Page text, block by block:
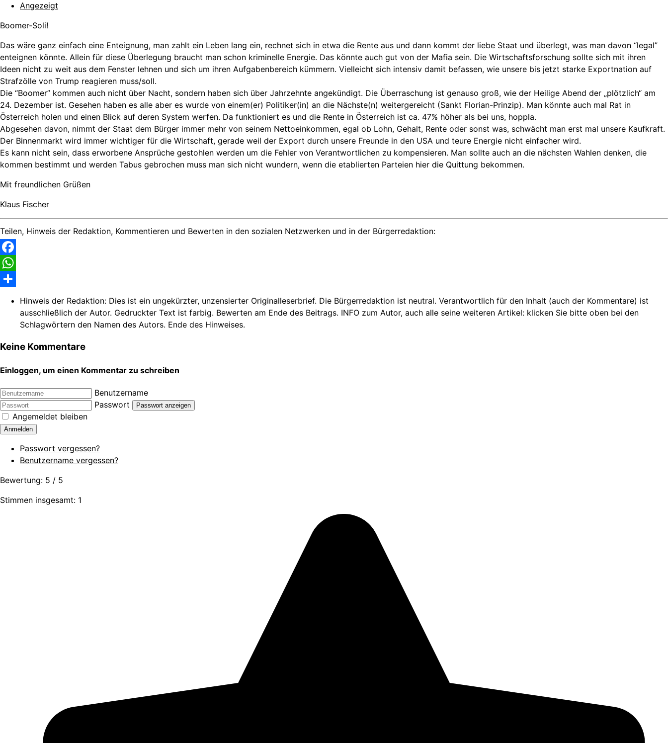
Angezeigt
Boomer-Soli!
Das wäre ganz einfach eine Enteignung, man zahlt ein Leben lang ein, rechnet sich in etwa die Rente aus und dann kommt der liebe Staat und überlegt, was man davon “legal”
enteignen könnte. Allein für diese Überlegung braucht man schon kriminelle Energie. Das könnte auch gut von der Mafia sein. Die Wirtschaftsforschung sollte sich mit ihren
Ideen nicht zu weit aus dem Fenster lehnen und sich um ihren Aufgabenbereich kümmern. Vielleicht sich intensiv damit befassen, wie unsere bis jetzt starke Exportnation auf
Strafzölle von Trump reagieren muss/soll.
Die “Boomer” kommen auch nicht über Nacht, sondern haben sich über Jahrzehnte angekündigt. Die Überraschung ist genauso groß, wie der Heilige Abend der „plötzlich“ am
24. Dezember ist. Gesehen haben es alle aber es wurde von einem(er) Politiker(in) an die Nächste(n) weitergereicht (Sankt Florian-Prinzip). Man könnte auch mal Rat in
Österreich holen und einen Blick auf deren System werfen. Da funktioniert es und die Rente in Österreich ist ca. 47% höher als bei uns, hoppla.
Abgesehen davon, nimmt der Staat dem Bürger immer mehr von seinem Nettoeinkommen, egal ob Lohn, Gehalt, Rente oder sonst was, schwächt man erst mal unsere Kaufkraft.
Der Binnenmarkt wird immer wichtiger für die Wirtschaft, gerade weil der Export durch unsere Freunde in den USA und teure Energie nicht einfacher wird.
Es kann nicht sein, dass erworbene Ansprüche gestohlen werden um die Fehler von Verantwortlichen zu kompensieren. Man sollte auch an die nächsten Wahlen denken, die
kommen bestimmt und werden Tabus gebrochen muss man sich nicht wundern, wenn die etablierten Parteien hier die Quittung bekommen.
Mit freundlichen Grüßen
Klaus Fischer
Teilen, Hinweis der Redaktion, Kommentieren und Bewerten in den sozialen Netzwerken und in der Bürgerredaktion:
Facebook
WhatsApp
Hinweis der Redaktion: Dies ist ein ungekürzter, unzensierter Originalleserbrief. Die Bürgerredaktion ist neutral. Verantwortlich für den Inhalt (auch der Kommentare) ist
ausschließlich der Autor. Gedruckter Text ist farbig. Bewerten am Ende des Beitrags. INFO zum Autor, auch alle seine weiteren Artikel: klicken Sie bitte oben bei den
Schlagwörtern den Namen des Autors. Ende des Hinweises.
Keine Kommentare
Einloggen, um einen Kommentar zu schreiben
Benutzername
Passwort
Passwort anzeigen
Angemeldet bleiben
Anmelden
Passwort vergessen?
Benutzername vergessen?
Bewertung: 5 / 5
Stimmen insgesamt: 1